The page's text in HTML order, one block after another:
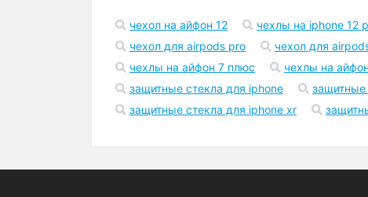
На заказы от 1000 грн
В